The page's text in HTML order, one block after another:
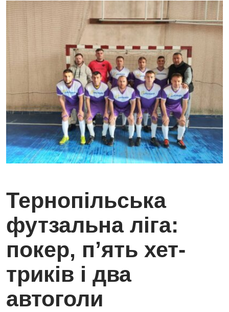
Тернопільська
футзальна ліга:
покер, п’ять хет-
триків і два
автоголи